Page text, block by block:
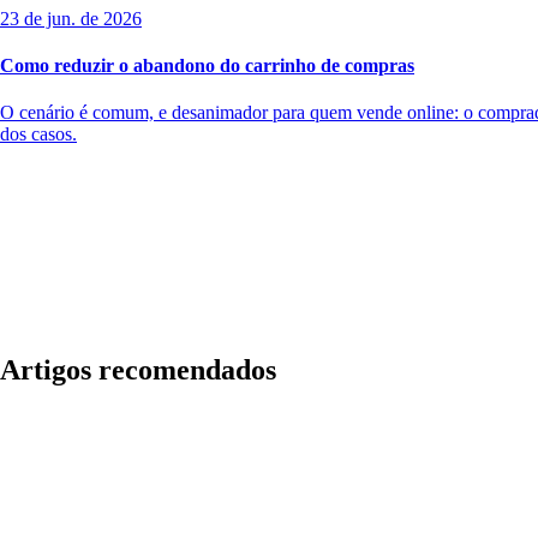
23 de jun. de 2026
Como reduzir o abandono do carrinho de compras
O cenário é comum, e desanimador para quem vende online: o
dos casos.
Artigos recomendados